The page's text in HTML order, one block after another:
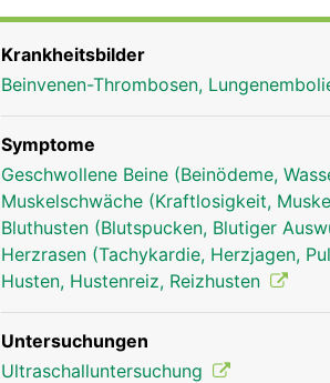
Bauchraum).
Krankheitsbilder
Beinvenen-Thrombosen,
Symptome
Geschwollene Beine (Beinödeme,
Muskelschwäche (Kraftlosigkeit,
Bluthusten (Blutspucken, Blutiger
Herzrasen (Tachykardie, Herzjagen,
Husten, Hustenreiz, Reizhusten
Untersuchungen
Ultraschalluntersuchung